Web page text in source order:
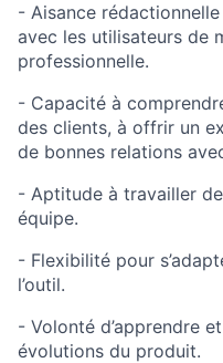
- Aisance
avec les utilisateurs de
professionnelle.
- Capacité à
des clients, à offrir un
de bonnes relations
- Aptitude à travailler
équipe.
- Flexibilité pour
l’outil.
- Volonté d’apprendre
évolutions du produit.